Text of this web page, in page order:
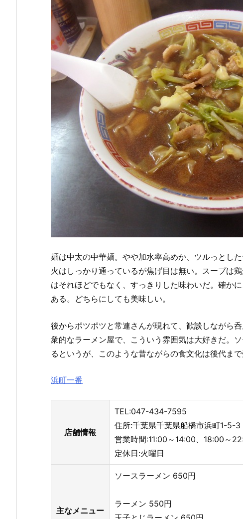
麺は中太の中華麺。やや加水率高めか、ツルっとし
火はしっかり通っているが焦げ目は無い。スープは
はそれほどでもなく、すっきりした味わいだ。確か
ある。どちらにしても美味しい。
後からポツポツと常連さんが現れて、歓談しながら
衆的なラーメン屋で、こういう雰囲気は大好きだ。
るというが、このような昔ながらの食文化は後代ま
浜町一番
店舗情報
TEL:047-434-7595
住所:千葉県千葉県船橋市浜町1-5-3
営業時間:11:00～14:00、18:00～
定休日:火曜日
主なメニュー
ソースラーメン 650円
ラーメン 550円